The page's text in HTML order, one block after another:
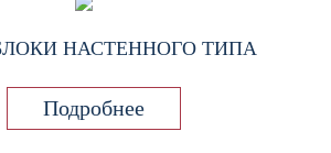
НАСТЕННОГО ТИПА
Подробнее